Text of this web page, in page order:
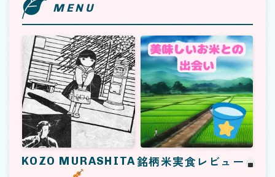
KOZO MURASHITA 銘柄米実食レビュー
MENU
KOZO MURASHITA銘柄米実食レビュー